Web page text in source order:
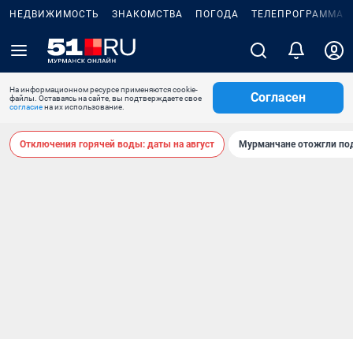
НЕДВИЖИМОСТЬ ЗНАКОМСТВА ПОГОДА ТЕЛЕПРОГРАММА
На информационном ресурсе применяются cookie-
файлы. Оставаясь на сайте, вы подтверждаете свое
согласиена их использование.
Согласен
Отключения горячей воды: даты на август Мурманчане отожгли